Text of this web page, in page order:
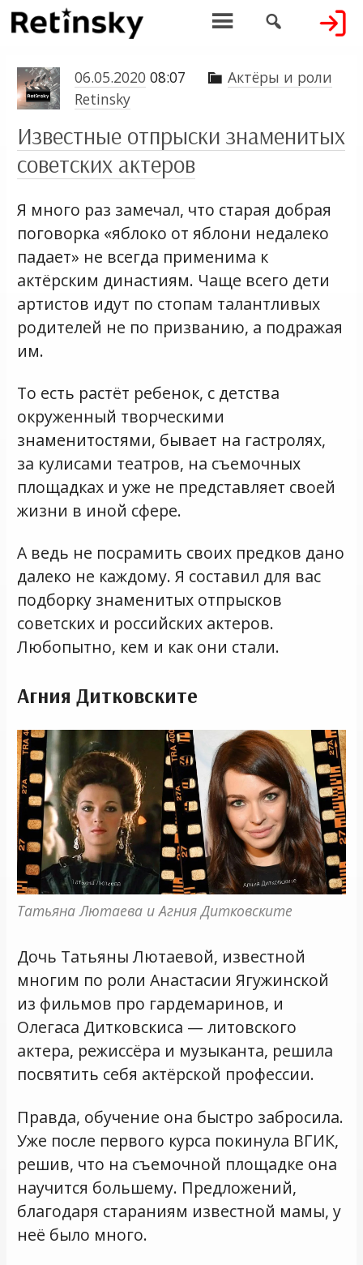
 
06.05.2020 08:07  Актёры и роли
Retinsky
Известные отпрыски знаменитых
советских актеров
Я много раз замечал, что старая добрая
поговорка «яблоко от яблони недалеко
падает» не всегда применима к
актёрским династиям. Чаще всего дети
артистов идут по стопам талантливых
родителей не по призванию, а подражая
им.
То есть растёт ребенок, с детства
окруженный творческими
знаменитостями, бывает на гастролях,
за кулисами театров, на съемочных
площадках и уже не представляет своей
жизни в иной сфере.
А ведь не посрамить своих предков дано
далеко не каждому. Я составил для вас
подборку знаменитых отпрысков
советских и российских актеров.
Любопытно, кем и как они стали.
Агния Дитковските
Татьяна Лютаева и Агния Дитковските
Дочь Татьяны Лютаевой, известной
многим по роли Анастасии Ягужинской
из фильмов про гардемаринов, и
Олегаса Дитковскиса — литовского
актера, режиссёра и музыканта, решила
посвятить себя актёрской профессии.
Правда, обучение она быстро забросила.
Уже после первого курса покинула ВГИК,
решив, что на съемочной площадке она
научится большему. Предложений,
благодаря стараниям известной мамы, у
неё было много.